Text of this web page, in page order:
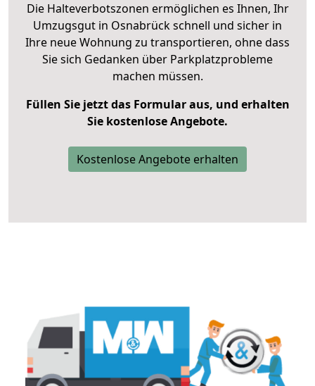
Die Halteverbotszonen ermöglichen es Ihnen, Ihr
Umzugsgut in Osnabrück schnell und sicher in
Ihre neue Wohnung zu transportieren, ohne dass
Sie sich Gedanken über Parkplatzprobleme
machen müssen.
Füllen Sie jetzt das Formular aus, und erhalten
Sie kostenlose Angebote.
Kostenlose Angebote erhalten